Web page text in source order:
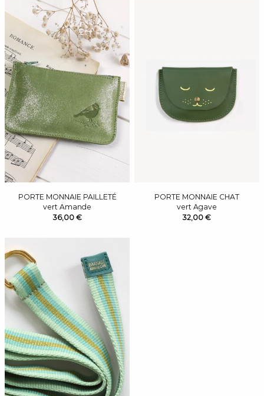
PORTE MONNAIE PAILLETÉ
vert Amande
36,00 €
PORTE MONNAIE CHAT
vert Agave
32,00 €